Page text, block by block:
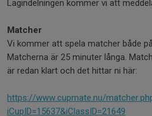
Lagindelningen kommer vi att
Matcher
Vi kommer att spela matcher både
Matcherna är 25 minuter långa.
är redan klart och det hittar ni här:
https://www.cupmate.nu/
iCupID=15637&iClassID=21649